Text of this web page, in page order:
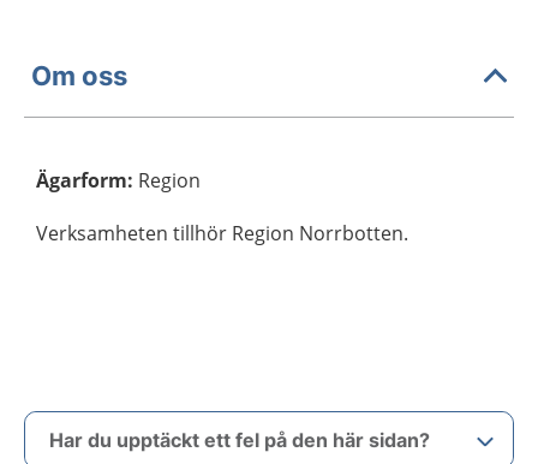
Om oss
Ägarform: Region
Verksamheten tillhör Region Norrbotten.
Har du upptäckt ett fel på den här sidan?